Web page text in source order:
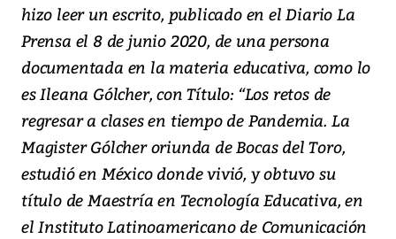
hizo leer un escrito, publicado en el Diario La
Prensa el 8 de junio 2020, de una persona
documentada en la materia educativa, como lo
es Ileana Gólcher, con Título: “Los retos de
regresar a clases en tiempo de Pandemia. La
Magister Gólcher oriunda de Bocas del Toro,
estudió en México donde vivió, y obtuvo su
título de Maestría en Tecnología Educativa, en
el Instituto Latinoamericano de Comunicación